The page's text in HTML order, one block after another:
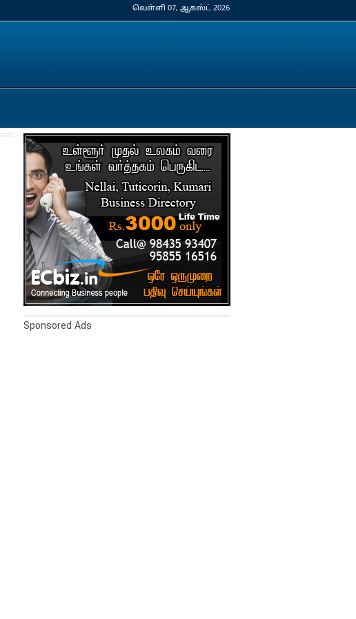
வெள்ளி 07, ஆகஸ்ட் 2026
NewsIcon
Sponsored Ads